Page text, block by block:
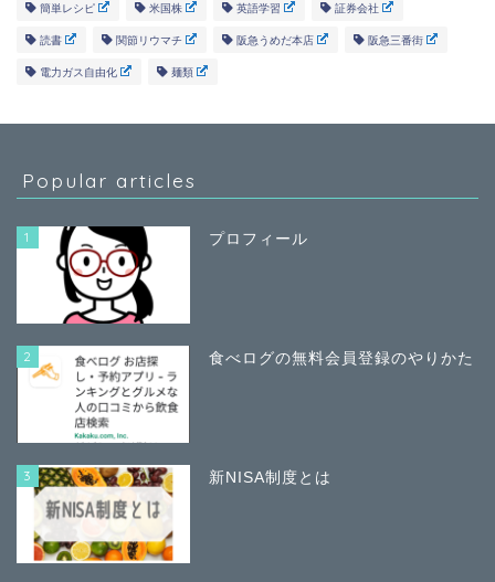
簡単レシピ 米国株 英語学習 証券会社
読書 関節リウマチ 阪急うめだ本店 阪急三番街
電力ガス自由化 麺類
Popular articles
1 プロフィール
2 食べログの無料会員登録のやりかた
3 新NISA制度とは